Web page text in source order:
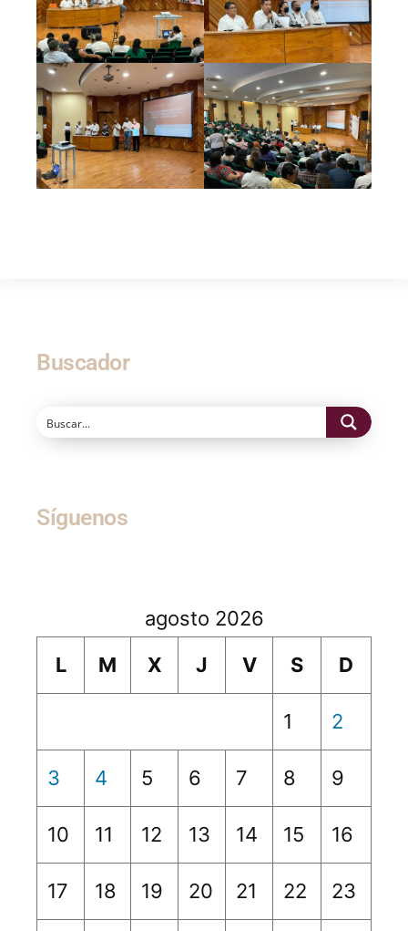
Buscador
Síguenos
agosto 2026
L
M X J V S D
1 2
3 4 5 6 7 8 9
10 11 12 13 14 15 16
17 18 19 20 21 22 23